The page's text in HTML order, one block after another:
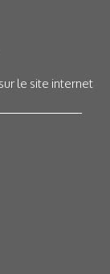
le site internet